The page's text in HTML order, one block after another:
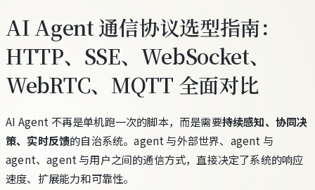
AI Agent 通信协议选型指南：
HTTP、SSE、WebSocket、
WebRTC、MQTT 全面对比
AI Agent 不再是单机跑一次的脚本，而是需要持续感知、协同决
策、实时反馈的自治系统。agent 与外部世界、agent 与
agent、agent 与用户之间的通信方式，直接决定了系统的响应
速度、扩展能力和可靠性。